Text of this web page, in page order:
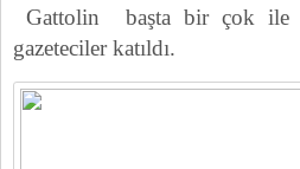
Gattolin başta bir çok ile
gazeteciler katıldı.